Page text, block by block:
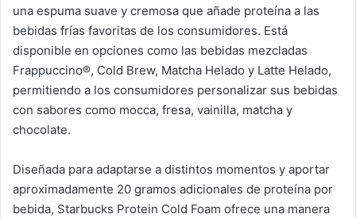
una espuma suave y cremosa que añade proteína a las
bebidas frías favoritas de los consumidores. Está
disponible en opciones como las bebidas mezcladas
Frappuccino®, Cold Brew, Matcha Helado y Latte Helado,
permitiendo a los consumidores personalizar sus bebidas
con sabores como mocca, fresa, vainilla, matcha y
chocolate.
Diseñada para adaptarse a distintos momentos y aportar
aproximadamente 20 gramos adicionales de proteína por
bebida, Starbucks Protein Cold Foam ofrece una manera